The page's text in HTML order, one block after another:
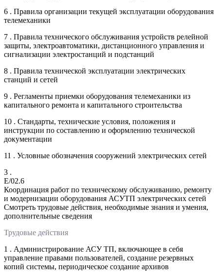
6 . Правила организации текущей эксплуатации оборудования
телемеханики
7 . Правила технического обслуживания устройств релейной
защиты, электроавтоматики, дистанционного управления и
сигнализации электростанций и подстанций
8 . Правила технической эксплуатации электрических
станций и сетей
9 . Регламенты приемки оборудования телемеханики из
капитального ремонта и капитального строительства
10 . Стандарты, технические условия, положения и
инструкции по составлению и оформлению технической
документации
11 . Условные обозначения сооружений электрических сетей
3 .
E/02.6
Координация работ по техническому обслуживанию, ремонту
и модернизации оборудования АСУТП электрических сетей
Смотреть трудовые действия, необходимые знания и умения,
дополнительные сведения
Трудовые действия
1 . Администрирование АСУ ТП, включающее в себя
управление правами пользователей, создание резервных
копий системы, периодическое создание архивов